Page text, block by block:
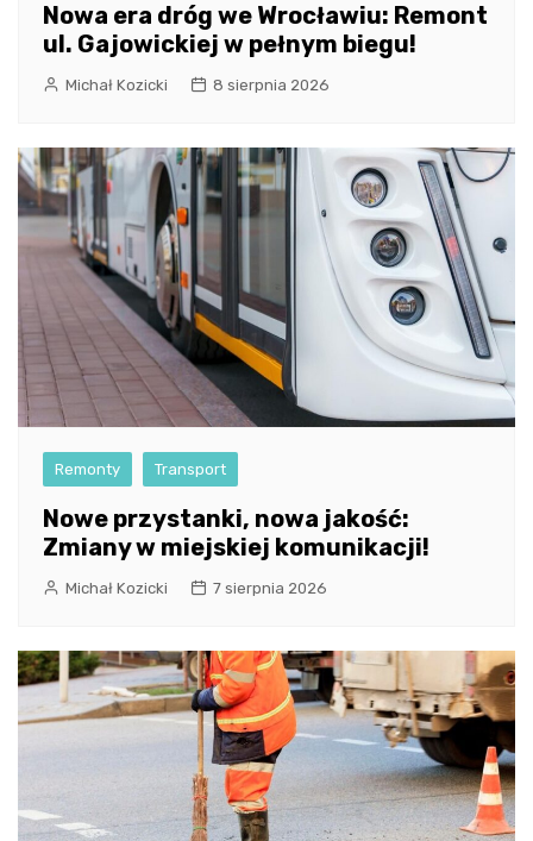
Nowa era dróg we Wrocławiu: Remont
ul. Gajowickiej w pełnym biegu!
Michał Kozicki 8 sierpnia 2026
Remonty Transport
Nowe przystanki, nowa jakość:
Zmiany w miejskiej komunikacji!
Michał Kozicki 7 sierpnia 2026